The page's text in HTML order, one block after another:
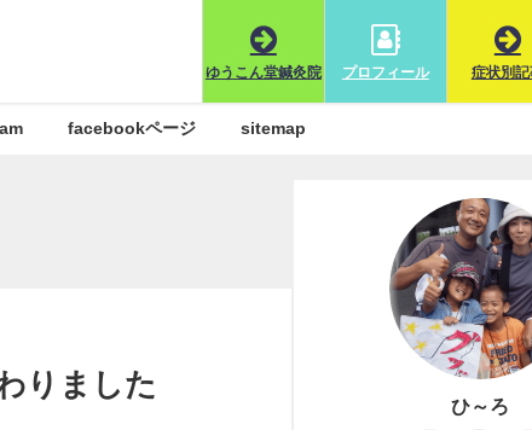
ゆうこん堂鍼灸院 プロフィール 症状別記
facebookページ sitemap
りました
ひ～ろ